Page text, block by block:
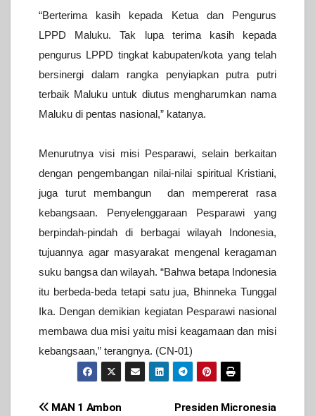
“Berterima kasih kepada Ketua dan Pengurus
LPPD Maluku. Tak lupa terima kasih kepada
pengurus LPPD tingkat kabupaten/kota yang telah
bersinergi dalam rangka penyiapkan putra putri
terbaik Maluku untuk diutus mengharumkan nama
Maluku di pentas nasional,” katanya.
Menurutnya visi misi Pesparawi, selain berkaitan
dengan pengembangan nilai-nilai spiritual Kristiani,
juga turut membangun dan mempererat rasa
kebangsaan. Penyelenggaraan Pesparawi yang
berpindah-pindah di berbagai wilayah Indonesia,
tujuannya agar masyarakat mengenal keragaman
suku bangsa dan wilayah. “Bahwa betapa Indonesia
itu berbeda-beda tetapi satu jua, Bhinneka Tunggal
Ika. Dengan demikian kegiatan Pesparawi nasional
membawa dua misi yaitu misi keagamaan dan misi
kebangsaan,” terangnya. (CN-01)
Presiden Micronesia
MAN 1 Ambon